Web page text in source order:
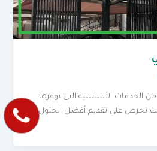
الخدمات الأساسية التي توفرها
نحرص على تقديم أفضل الحلول